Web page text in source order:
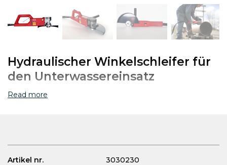
Hydraulischer Winkelschleifer für
den Unterwassereinsatz
Read more
Artikel nr. 3030230